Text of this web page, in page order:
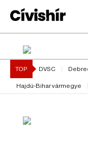
TOP DVSC
Hajdú-Bihar vármegye